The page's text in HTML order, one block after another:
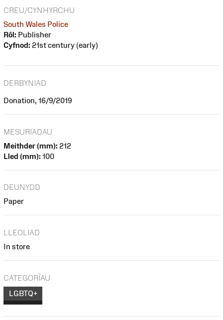
CREU/CYNHYRCHU
South Wales Police
Rôl: Publisher
Cyfnod: 21st century (early)
DERBYNIAD
Donation, 16/9/2019
MESURIADAU
Meithder (mm): 212
Lled (mm): 100
DEUNYDD
Paper
LLEOLIAD
In store
CATEGORÏAU
LGBTQ+